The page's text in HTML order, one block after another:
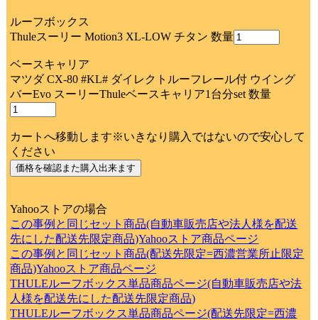
ルーフボックス
Thuleスーリー Motion3 XL-LOW チタン 数量
ベースキャリア
マツダ CX-80 #KL# ダイレクトルーフレール付 ウイング
バーEvo スーリーThuleベースキャリア1台分set 数量
カートへ移動します※いきなり購入ではないので安心して
ください
Yahooストアの場合
この事例と同じセット商品(自動車販売店や法人様を配送
先にした配送先限定商品)Yahooストア商品ページ
この事例と同じセット商品(配送先限定=西濃営業所止限定
商品)Yahooストア商品ページ
THULEルーフボックス単品商品ページ(自動車販売店や法
人様を配送先にした配送先限定商品)
THULEルーフボックス単品商品ページ(配送先限定=西濃